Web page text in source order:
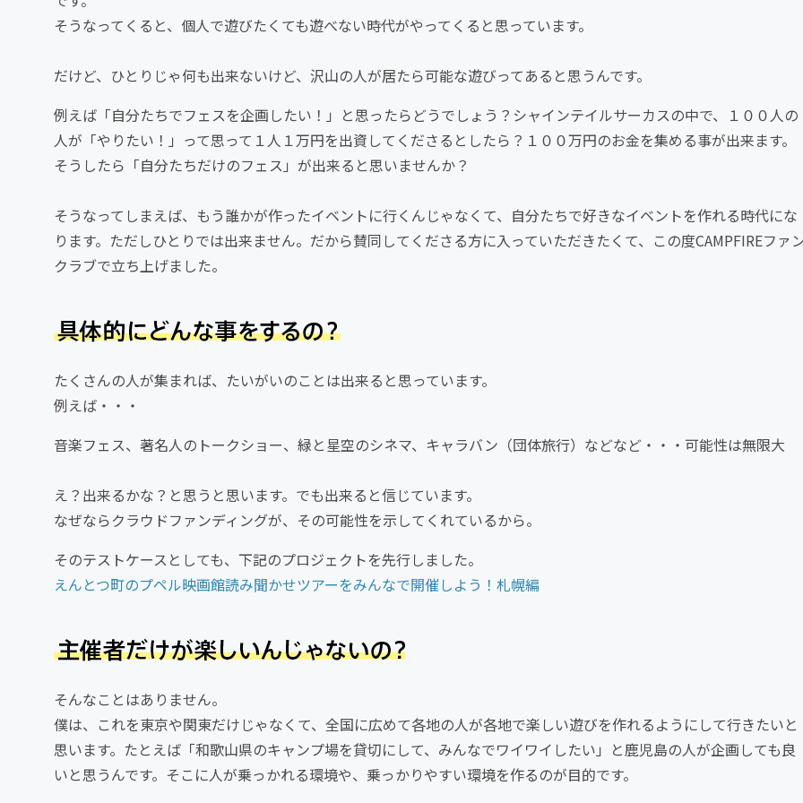
そうなってくると、個人で遊びたくても遊べない時代がやってくると思っています。
だけど、ひとりじゃ何も出来ないけど、沢山の人が居たら可能な遊びってあると思うんです。
例えば「自分たちでフェスを企画したい！」と思ったらどうでしょう？シャインテイルサーカスの中で、１００人の
人が「やりたい！」って思って１人１万円を出資してくださるとしたら？１００万円のお金を集める事が出来ます。
そうしたら「自分たちだけのフェス」が出来ると思いませんか？
そうなってしまえば、もう誰かが作ったイベントに行くんじゃなくて、自分たちで好きなイベントを作れる時代にな
ります。ただしひとりでは出来ません。だから賛同してくださる方に入っていただきたくて、この度CAMPFIREファ
クラブで立ち上げました。
たくさんの人が集まれば、たいがいのことは出来ると思っています。
例えば・・・
音楽フェス、著名人のトークショー、緑と星空のシネマ、キャラバン（団体旅行）などなど・・・可能性は無限大
え？出来るかな？と思うと思います。でも出来ると信じています。
なぜならクラウドファンディングが、その可能性を示してくれているから。
そのテストケースとしても、下記のプロジェクトを先行しました。
えんとつ町のプペル映画館読み聞かせツアーをみんなで開催しよう！札幌編
そんなことはありません。
僕は、これを東京や関東だけじゃなくて、全国に広めて各地の人が各地で楽しい遊びを作れるようにして行きたいと
思います。たとえば「和歌山県のキャンプ場を貸切にして、みんなでワイワイしたい」と鹿児島の人が企画しても良
いと思うんです。そこに人が乗っかれる環境や、乗っかりやすい環境を作るのが目的です。